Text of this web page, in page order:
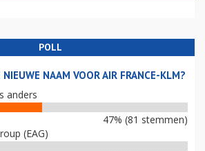
POLL
NIEUWE NAAM VOOR AIR FRANCE-KLM?
anders
47% (81 stemmen)
(EAG)